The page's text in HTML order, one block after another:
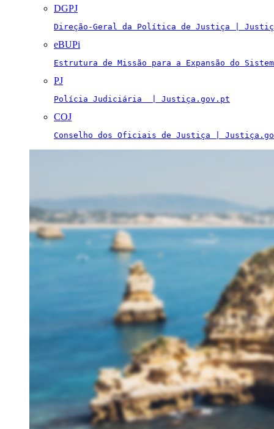
DGPJ
Direção-Geral da Política de Justiça |
eBUPi
Estrutura de Missão para a Expansão do
PJ
Polícia Judiciária  | Justiça.gov.pt
COJ
Conselho dos Oficiais de Justiça |